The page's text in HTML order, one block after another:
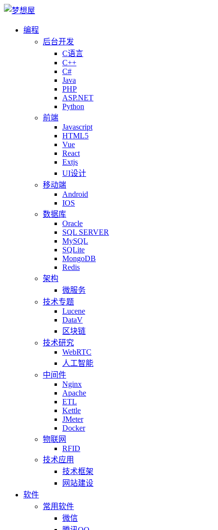
编程
后台开发
C语言
C++
C#
Java
PHP
ASP.NET
Python
前端
Javascript
HTML5
Vue
React
Extjs
UI设计
移动端
Android
IOS
数据库
Oracle
SQL SERVER
MySQL
SQLite
MongoDB
Redis
架构
微服务
技术专题
Lucene
DataV
区块链
技术研究
WebRTC
人工智能
中间件
Nginx
Apache
ETL
Kettle
JMeter
Docker
物联网
RFID
技术应用
技术框架
网站建设
软件
常用软件
微信